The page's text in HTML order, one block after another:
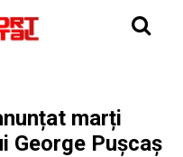
marți
George Pușcaș